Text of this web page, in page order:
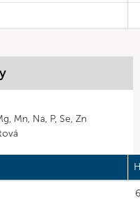
Mn, Na, P, Se, Zn